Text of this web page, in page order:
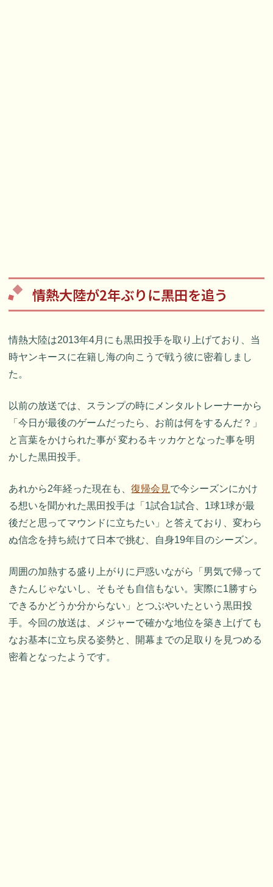
情熱大陸が2年ぶりに黒田を追う
情熱大陸は2013年4月にも黒田投手を取り上げており、当
時ヤンキースに在籍し海の向こうで戦う彼に密着しまし
た。
以前の放送では、スランプの時にメンタルトレーナーから
「今日が最後のゲームだったら、お前は何をするんだ？」
と言葉をかけられた事が 変わるキッカケとなった事を明
かした黒田投手。
あれから2年経った現在も、復帰会見で今シーズンにかけ
る想いを聞かれた黒田投手は「1試合1試合、1球1球が最
後だと思ってマウンドに立ちたい」と答えており、変わら
ぬ信念を持ち続けて日本で挑む、自身19年目のシーズン。
周囲の加熱する盛り上がりに戸惑いながら「男気で帰って
きたんじゃないし、そもそも自信もない。実際に1勝すら
できるかどうか分からない」とつぶやいたという黒田投
手。今回の放送は、メジャーで確かな地位を築き上げても
なお基本に立ち戻る姿勢と、開幕までの足取りを見つめる
密着となったようです。